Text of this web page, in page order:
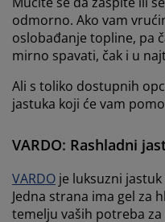
odmorno. Ako vam
oslobađanje topline, pa
mirno spavati, čak i u
Ali s toliko dostupnih
jastuka koji će vam
VARDO: Rashladni j
VARDO je luksuzni
Jedna strana ima gel za
temelju vaših potreba